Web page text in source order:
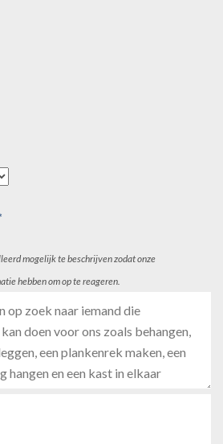
mogelijk te beschrijven zodat onze
hebben om op te reageren.